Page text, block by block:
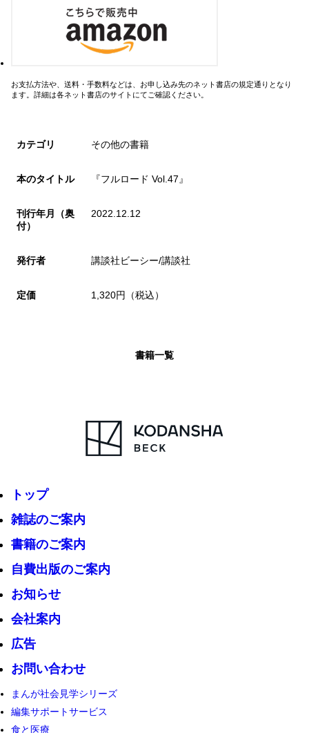
お支払方法や、送料・手数料などは、お申し込み先のネット書店の規定通りとなり
ます。詳細は各ネット書店のサイトにてご確認ください。
カテゴリ その他の書籍
本のタイトル 『フルロード Vol.47』
刊行年月（奥
付）
2022.12.12
発行者 講談社ビーシー/講談社
定価 1,320円（税込）
書籍一覧
トップ
雑誌のご案内
書籍のご案内
自費出版のご案内
お知らせ
会社案内
広告
お問い合わせ
まんが社会見学シリーズ
編集サポートサービス
食と医療